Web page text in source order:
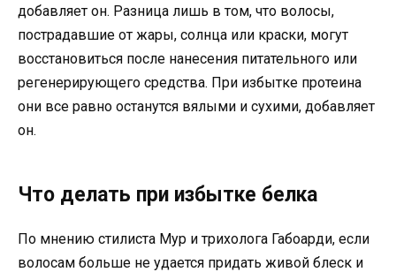
добавляет он. Разница лишь в том, что волосы,
пострадавшие от жары, солнца или краски, могут
восстановиться после нанесения питательного или
регенерирующего средства. При избытке протеина
они все равно останутся вялыми и сухими, добавляет
он.
Что делать при избытке белка
По мнению стилиста Мур и трихолога Габоарди, если
волосам больше не удается придать живой блеск и